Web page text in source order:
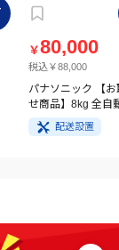
￥80,000
税込￥88,000
パナソニック 【お
せ商品】8kg 全自
洗濯機 NA-
イト
配送設置